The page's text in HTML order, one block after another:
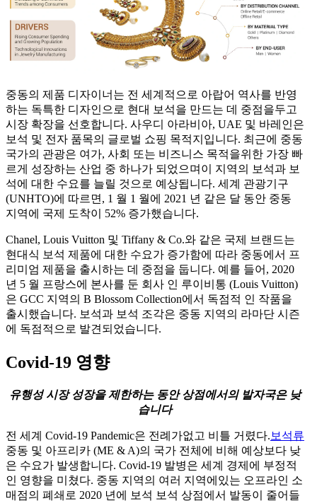
중동의 제품 디자이너는 전 세계적으로 아랍어 역사를 반영
하는 독특한 디자인으로 현대 보석을 만드는 데 중점을두고
시장 확장을 선호합니다. 사우디 아라비아, UAE 및 바레인은
보석 및 전자 품목의 글로벌 쇼핑 목적지입니다. 최근에 중동
국가의 관광은 여가, 사회 또는 비즈니스 목적을위한 가장 빠
르게 성장하는 산업 중 하나가 되었으며이 지역의 보석과 보
석에 대한 수요를 늘릴 ​​것으로 예상됩니다. 세계 관광기구
(UNHTO)에 따르면, 1 월 1 월에 2021 년 같은 달 동안 중동
지역에 국제 도착이 52% 증가했습니다.
Chanel, Louis Vuitton 및 Tiffany & Co.와 같은 국제 브랜드는
현대식 보석 제품에 대한 수요가 증가함에 따라 중동에서 프
리미엄 제품을 출시하는 데 중점을 둡니다. 예를 들어, 2020
년 5 월 프랑스에 본사를 둔 회사 인 루이비통 (Louis Vuitton)
은 GCC 지역의 B Blossom Collection에서 독점적 인 작품을
출시했습니다. 보석과 보석 조각은 중동 지역의 라마단 시즌
에 독점적으로 발견되었습니다.
Covid-19 영향
유행성 시장 성장을 제한하는 동안 상점에서의 발자국은 낮
습니다
전 세계 Covid-19 Pandemic은 전례가없고 비틀 거렸다. 보석류
중동 및 아프리카 (ME & A)의 국가 전체에 비해 예상보다 낮
은 수요가 발생합니다. Covid-19 발병은 세계 경제에 부정적
인 영향을 미쳤다. 중동 지역의 여러 지역에있는 오프라인 소
매점의 폐쇄로 2020 년에 보석 보석 상점에서 발동이 줄어들